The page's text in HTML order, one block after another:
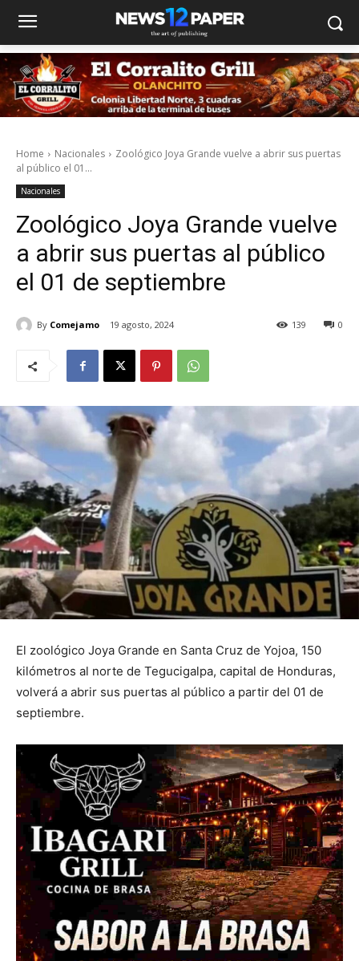
Home Nacionales
Zoológico Joya Grande vuelve a abrir sus puertas
al público el 01...
Nacionales
Zoológico Joya Grande vuelve
a abrir sus puertas al público
el 01 de septiembre
By Comejamo 19 agosto, 2024 0
139
El zoológico Joya Grande en Santa Cruz de Yojoa, 150
kilómetros al norte de Tegucigalpa, capital de Honduras,
volverá a abrir sus puertas al público a partir del 01 de
septiembre.